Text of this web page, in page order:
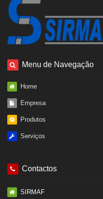
Menu de Navegação
Home
Empresa
Produtos
Serviços
Contactos
SIRMAF